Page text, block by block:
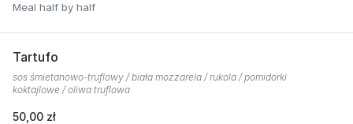
Meal half by half
Tartufo
sos śmietanowo-truflowy / biała mozzarela / rukola / pomidorki
koktajlowe / oliwa truflowa
50,00 zł